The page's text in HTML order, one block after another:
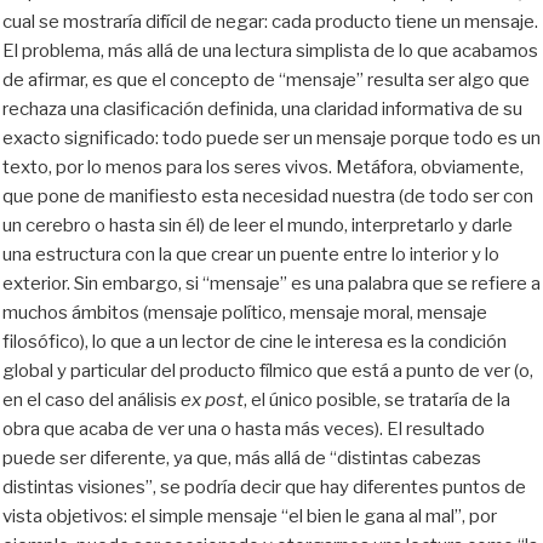
cual se mostraría difícil de negar: cada producto tiene un mensaje.
El problema, más allá de una lectura simplista de lo que acabamos
de afirmar, es que el concepto de “mensaje” resulta ser algo que
rechaza una clasificación definida, una claridad informativa de su
exacto significado: todo puede ser un mensaje porque todo es un
texto, por lo menos para los seres vivos. Metáfora, obviamente,
que pone de manifiesto esta necesidad nuestra (de todo ser con
un cerebro o hasta sin él) de leer el mundo, interpretarlo y darle
una estructura con la que crear un puente entre lo interior y lo
exterior. Sin embargo, si “mensaje” es una palabra que se refiere a
muchos ámbitos (mensaje político, mensaje moral, mensaje
filosófico), lo que a un lector de cine le interesa es la condición
global y particular del producto fílmico que está a punto de ver (o,
en el caso del análisis ex post, el único posible, se trataría de la
obra que acaba de ver una o hasta más veces). El resultado
puede ser diferente, ya que, más allá de “distintas cabezas
distintas visiones”, se podría decir que hay diferentes puntos de
vista objetivos: el simple mensaje “el bien le gana al mal”, por